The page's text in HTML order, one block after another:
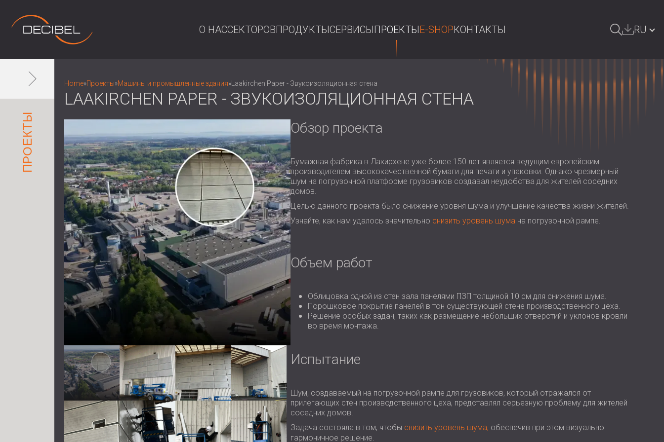
О НАССЕКТОРОВПРОДУКТЫСЕРВИСЫПРОЕКТЫE-SHOPКОНТАКТЫ RU
ROMÂNIA | RO
POLAND | PL
FINLAND | FI
USA | US
ПРОЕКТЫ
Home»Проекты»Машины и промышленные здания» Laakirchen Paper - Звукоизоляционная стена
LAAKIRCHEN PAPER - ЗВУКОИЗОЛЯЦИОННАЯ СТЕНА
Обзор проекта
Бумажная фабрика в Лакирхене уже более 150 лет является ведущим европейским
производителем высококачественной бумаги для печати и упаковки. Однако чрезмерный
шум на погрузочной платформе грузовиков создавал неудобства для жителей соседних
домов.
Целью данного проекта было снижение уровня шума и улучшение качества жизни жителей.
Узнайте, как нам удалось значительно снизить уровень шума на погрузочной рампе.
Объем работ
Облицовка одной из стен зала панелями ПЗП толщиной 10 см для снижения шума.
Порошковое покрытие панелей в тон существующей стене производственного цеха.
Решение особых задач, таких как размещение небольших отверстий и уклонов кровли
во время монтажа.
Испытание
Шум, создаваемый на погрузочной рампе для грузовиков, который отражался от
прилегающих стен производственного цеха, представлял серьезную проблему для жителей
соседних домов.
Задача состояла в том, чтобы снизить уровень шума, обеспечив при этом визуально
гармоничное решение.